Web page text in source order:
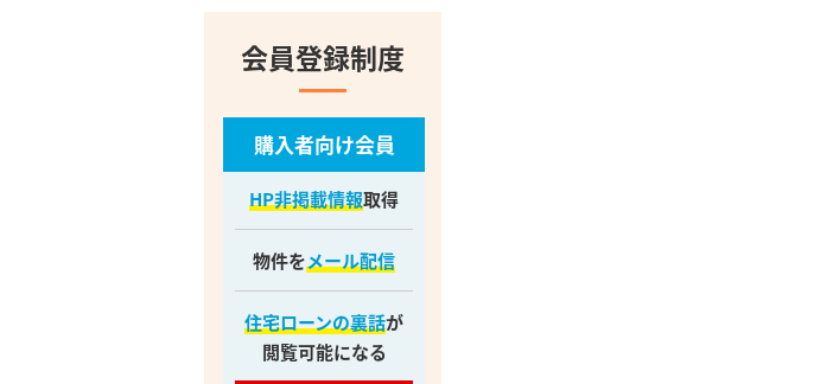
会員登録制度
購入者向け会員
HP非掲載情報取得
物件をメール配信
住宅ローンの裏話が
閲覧可能になる